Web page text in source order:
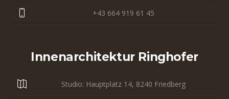
+43 664 919 61 45
Innenarchitektur Ringhofer
Studio: Hauptplatz 14, 8240 Friedberg